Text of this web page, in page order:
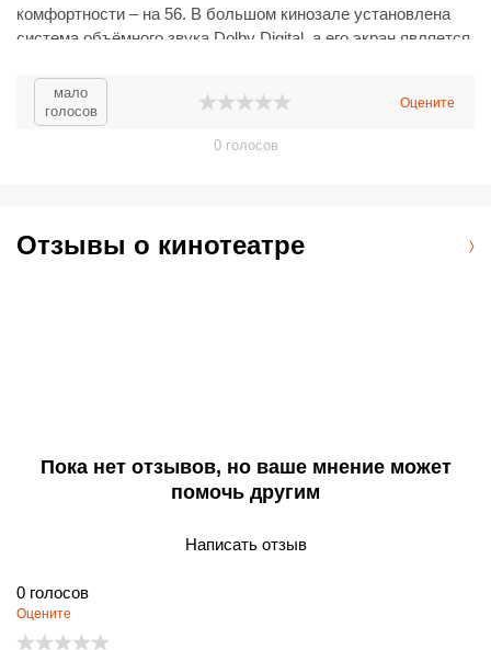
комфортности – на 56. В большом кинозале установлена
система объёмного звука Dolby Digital, а его экран является
посмотреть кино в трёхмерном формате. Малый зал также
может похвастаться современной звуковой системой, а
с 16:00, а в выходные и праздничные дни – с 12:00.
мало
голосов
Оцените
0голосов
Отзывы о кинотеатре
Пока нет отзывов, но ваше мнение может
помочь другим
Написать отзыв
0 голосов
Оцените